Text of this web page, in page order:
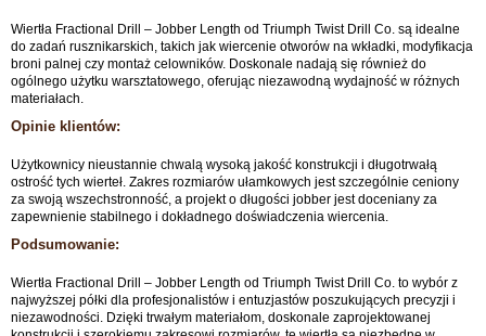
Wiertła Fractional Drill – Jobber Length od Triumph Twist Drill Co. są idealne
do zadań rusznikarskich, takich jak wiercenie otworów na wkładki, modyfikacja
broni palnej czy montaż celowników. Doskonale nadają się również do
ogólnego użytku warsztatowego, oferując niezawodną wydajność w różnych
materiałach.
Opinie klientów:
Użytkownicy nieustannie chwalą wysoką jakość konstrukcji i długotrwałą
ostrość tych wierteł. Zakres rozmiarów ułamkowych jest szczególnie ceniony
za swoją wszechstronność, a projekt o długości jobber jest doceniany za
zapewnienie stabilnego i dokładnego doświadczenia wiercenia.
Podsumowanie:
Wiertła Fractional Drill – Jobber Length od Triumph Twist Drill Co. to wybór z
najwyższej półki dla profesjonalistów i entuzjastów poszukujących precyzji i
niezawodności. Dzięki trwałym materiałom, doskonale zaprojektowanej